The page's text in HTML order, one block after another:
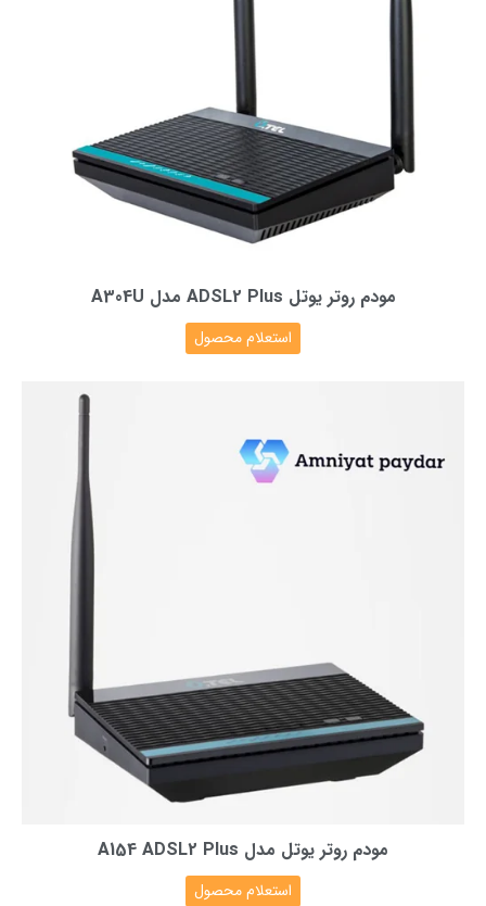
مودم روتر یوتل ADSL2 Plus مدل A304U
استعلام محصول
مودم روتر یوتل مدل A154 ADSL2 Plus
استعلام محصول